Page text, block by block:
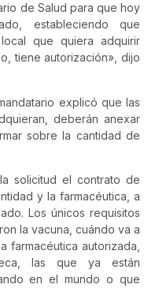
de Salud para que hoy
estableciendo que
que quiera adquirir
tiene autorización», dijo
explicó que las
deberán anexar
sobre la cantidad de
solicitud el contrato de
y la farmacéutica, a
Los únicos requisitos
la vacuna, cuándo va a
farmacéutica autorizada,
las que ya están
en el mundo o que